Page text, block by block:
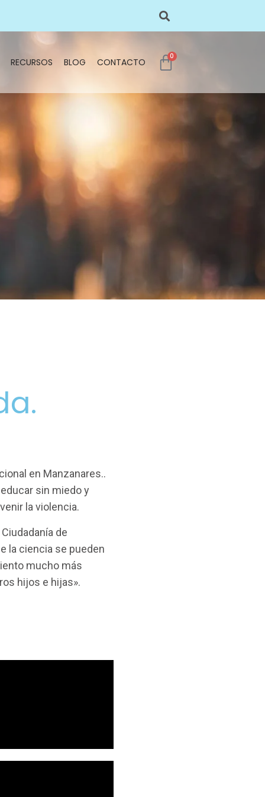
RECURSOS BLOG CONTACTO
0
en Manzanares..
sin miedo y
la violencia.
de
la ciencia se pueden
mucho más
hijos e hijas».